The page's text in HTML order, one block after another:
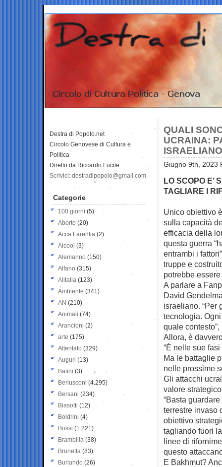
QUALI
UCRAINA:
ISRAELIANO
Giugno 9th, 2023
LO SCOPO E’
TAGLIARE I
Unico obiettivo
sulla capacità
efficacia della
questa guerra
entrambi i
truppe e
potrebbe essere
A parlare a
David
israeliano. “Per
tecnologia.
quale
Allora, è
“È nelle sue
Ma le battaglie
nelle prossime
Gli attacchi
valore
“Basta
terrestre invaso
obiettivo
tagliando fuori
linee di
questo
E Bakhmut?
Destra di Popolo.net
Circolo Genovese di Cultura e
Politica
Diretto da Riccardo Fucile
Scrivici: destradipopolo@gmail.com
Categorie
100 giorni (5)
Aborto (20)
Acca Larentia (2)
Alcool (3)
Alemanno (150)
Alfano (315)
Alitalia (123)
Ambiente (341)
AN (210)
Animali (74)
Arancioni (2)
arte (175)
Attentato (329)
Auguri (13)
Batini (3)
Berlusconi (4.295)
Bersani (234)
Biasotti (12)
Boldrini (4)
Bossi (1.221)
Brambilla (38)
Brunetta (83)
Burlando (26)